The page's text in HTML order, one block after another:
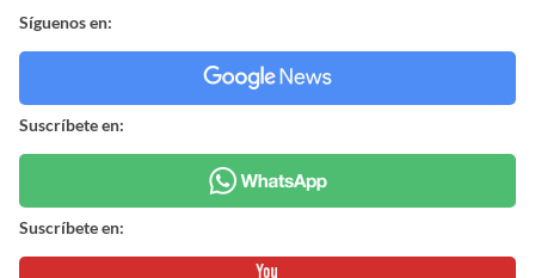
Síguenos en:
Suscríbete en:
Suscríbete en: